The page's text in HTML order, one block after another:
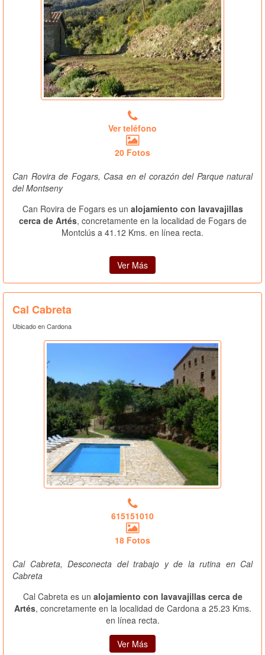
Ver teléfono
20 Fotos
Can Rovira de Fogars, Casa en el corazón del Parque natural
del Montseny
Can Rovira de Fogars es un alojamiento con lavavajillas
cerca de Artés, concretamente en la localidad de Fogars de
Montclús a 41.12 Kms. en línea recta.
Ver Más
Cal Cabreta
Ubicado en Cardona
615151010
18 Fotos
Cal Cabreta, Desconecta del trabajo y de la rutina en Cal
Cabreta
Cal Cabreta es un alojamiento con lavavajillas cerca de
Artés, concretamente en la localidad de Cardona a 25.23 Kms.
en línea recta.
Ver Más